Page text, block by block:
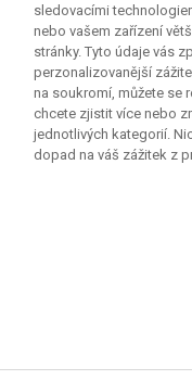
solidní třetí
domácí
soutěž si tak
rychle a
po konci
a technický
dnech
Posléze přijde
sledovacími
nebo vašem zařízení
stránky. Tyto údaje vás
perzonalizovanější
na soukromí, můžete se
chcete zjistit více nebo
jednotlivých kategorií.
dopad na váš zážitek z